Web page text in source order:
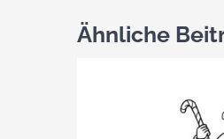
Ähnliche